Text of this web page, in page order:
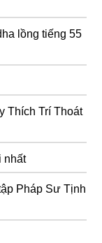
lồng tiếng 55
Thích Trí Thoát
nhất
Pháp Sư Tịnh